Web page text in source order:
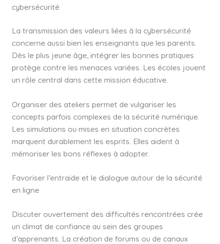
cybersécurité
La transmission des valeurs liées à la cybersécurité
concerne aussi bien les enseignants que les parents.
Dès le plus jeune âge, intégrer les bonnes pratiques
protège contre les menaces variées. Les écoles jouent
un rôle central dans cette mission éducative.
Organiser des ateliers permet de vulgariser les
concepts parfois complexes de la sécurité numérique.
Les simulations ou mises en situation concrètes
marquent durablement les esprits. Elles aident à
mémoriser les bons réflexes à adopter.
Favoriser l’entraide et le dialogue autour de la sécurité
en ligne
Discuter ouvertement des difficultés rencontrées crée
un climat de confiance au sein des groupes
d’apprenants. La création de forums ou de canaux